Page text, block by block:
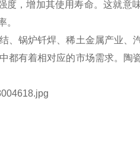
度，增加其使用寿命。这就意
。
、锅炉钎焊、稀土金属产业、
都有着相对应的市场需求。陶